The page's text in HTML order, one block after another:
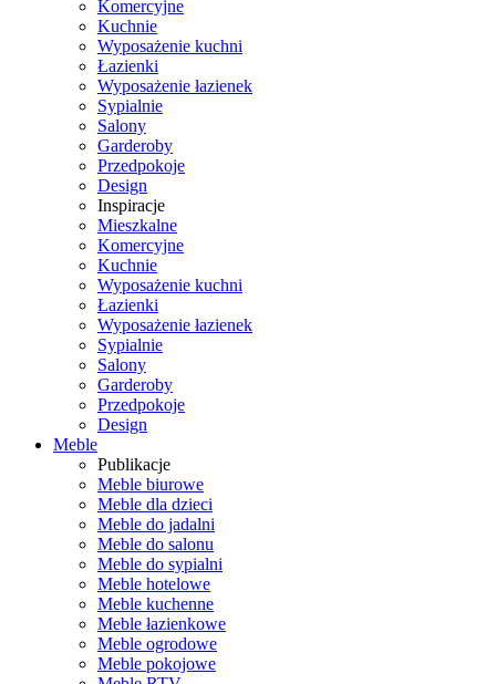
Komercyjne
Kuchnie
Wyposażenie kuchni
Łazienki
Wyposażenie łazienek
Sypialnie
Salony
Garderoby
Przedpokoje
Design
Inspiracje
Mieszkalne
Komercyjne
Kuchnie
Wyposażenie kuchni
Łazienki
Wyposażenie łazienek
Sypialnie
Salony
Garderoby
Przedpokoje
Design
Meble
Publikacje
Meble biurowe
Meble dla dzieci
Meble do jadalni
Meble do salonu
Meble do sypialni
Meble hotelowe
Meble kuchenne
Meble łazienkowe
Meble ogrodowe
Meble pokojowe